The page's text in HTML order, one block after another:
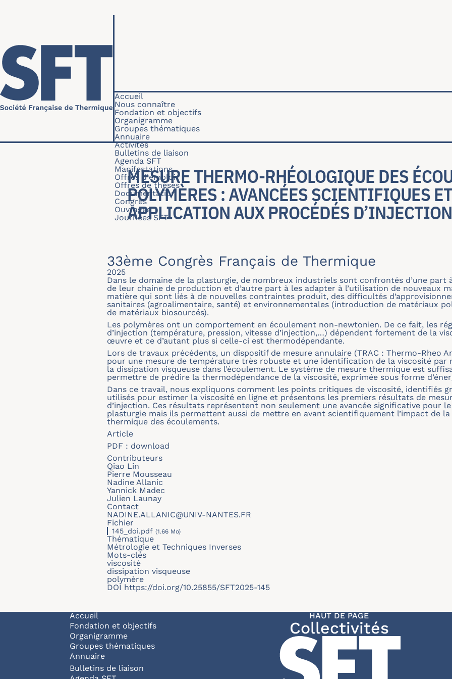
Navigation principale
Accueil
Nous connaître
Fondation et objectifs
Organigramme
Groupes thématiques
Annuaire
Activités
Bulletins de liaison
Agenda SFT
Manifestations
Offres d'emploi
Offres de thèses
Documentation
Congrès
Ouvrages
Journées SFT
MESURE THERMO-RHÉOLOGIQUE DES
POLYMÈRES : AVANCÉES SCIENTIFIQUES ET
APPLICATION AUX PROCÉDÉS D’INJECTION
33ème Congrès Français de Thermique
2025
Dans le domaine de la plasturgie, de nombreux industriels sont confrontés d’une part
de leur chaine de production et d’autre part à les adapter à l’utilisation de nouveaux
matière qui sont liés à de nouvelles contraintes produit, des difficultés
sanitaires (agroalimentaire, santé) et environnementales (introduction de matériaux
de matériaux biosourcés).
Les polymères ont un comportement en écoulement non-newtonien. De ce fait, les
d’injection (température, pression, vitesse d’injection,…) dépendent fortement de la
œuvre et ce d’autant plus si celle-ci est thermodépendante.
Lors de travaux précédents, un dispositif de mesure annulaire (TRAC : Thermo-Rheo
pour une mesure de température très robuste et une identification de la viscosité par
la dissipation visqueuse dans l’écoulement. Le système de mesure thermique est
permettre de prédire la thermodépendance de la viscosité, exprimée sous forme
Dans ce travail, nous expliquons comment les points critiques de viscosité, identifiés
utilisés pour estimer la viscosité en ligne et présentons les premiers résultats de
d’injection. Ces résultats représentent non seulement une avancée significative pour
plasturgie mais ils permettent aussi de mettre en avant scientifiquement l’impact de
thermique des écoulements.
Article
PDF : download
Contributeurs
Qiao Lin
Pierre Mousseau
Nadine Allanic
Yannick Madec
Julien Launay
Contact
NADINE.ALLANIC@UNIV-NANTES.FR
Fichier
145_doi.pdf (1.66 Mo)
Thématique
Métrologie et Techniques Inverses
Mots-clés
viscosité
dissipation visqueuse
polymère
DOI https://doi.org/10.25855/SFT2025-145
Navigation principale
Accueil
Fondation et objectifs
Organigramme
Groupes thématiques
Annuaire
Bulletins de liaison
HAUT DE PAGE
Collectivités